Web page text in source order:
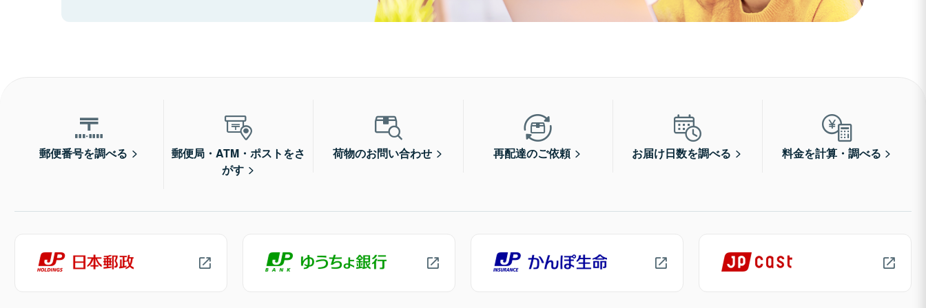
郵便番号を調べる
郵便局・ATM・ポストをさ
がす
荷物のお問い合わせ 再配達のご依頼 お届け日数を調べる 料金を計算・調べる